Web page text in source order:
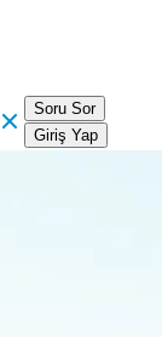
Soru Sor
Giriş Yap